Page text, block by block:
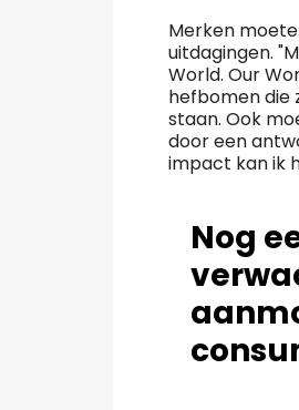
Merken
uitdagingen.
World. Our
hefbomen die
staan. Ook
door een
impact kan ik
Nog